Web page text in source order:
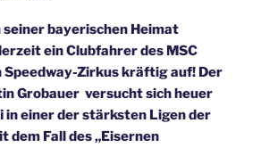
seiner bayerischen Heimat
ein Clubfahrer des MSC
Speedway-Zirkus kräftig auf! Der
Grobauer versucht sich heuer
in einer der stärksten Ligen der
dem Fall des „Eisernen